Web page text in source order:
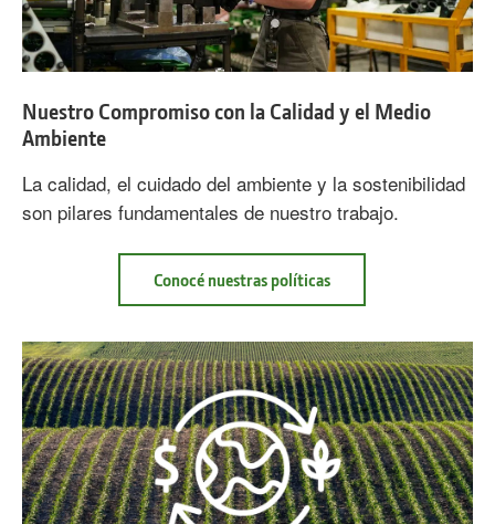
Nuestro Compromiso con la Calidad y el Medio
Ambiente
La calidad, el cuidado del ambiente y la sostenibilidad
son pilares fundamentales de nuestro trabajo.
Conocé nuestras políticasse
la
Calidad
y
el
Medio
Ambiente